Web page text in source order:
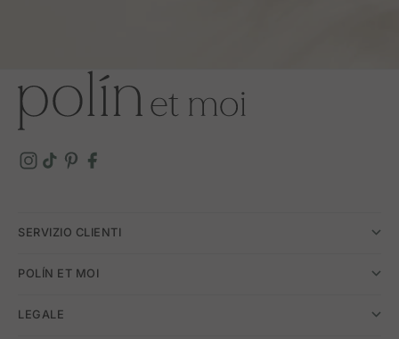
SERVIZIO CLIENTI
POLÍN ET MOI
LEGALE